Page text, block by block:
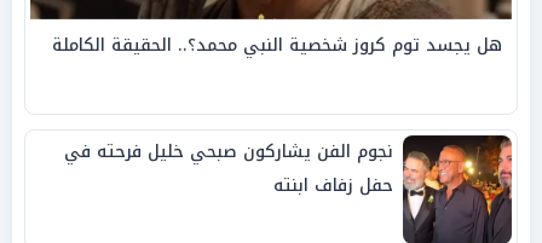
هل يجسد توم كروز شخصية النبي محمد؟.. الحقيقة الكاملة
نجوم الفن يشاركون صبحي خليل فرحته في
حفل زفاف ابنته